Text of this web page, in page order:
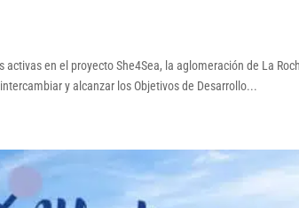
en el proyecto She4Sea, la aglomeración de La
y alcanzar los Objetivos de Desarrollo...